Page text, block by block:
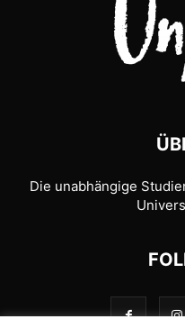
Die unabhängige